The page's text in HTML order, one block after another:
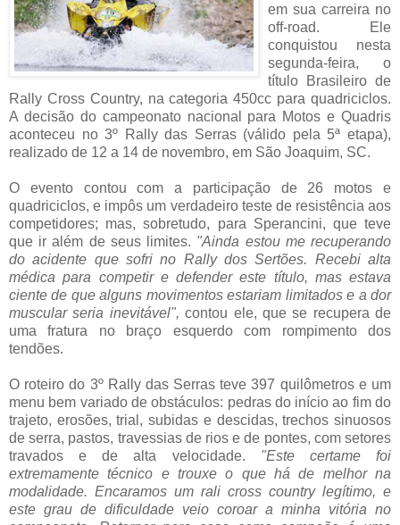
em sua carreira no
off-road. Ele
conquistou nesta
segunda-feira, o
título Brasileiro de
Rally Cross Country, na categoria 450cc para quadriciclos.
A decisão do campeonato nacional para Motos e Quadris
aconteceu no 3º Rally das Serras (válido pela 5ª etapa),
realizado de 12 a 14 de novembro, em São Joaquim, SC.
O evento contou com a participação de 26 motos e
quadriciclos, e impôs um verdadeiro teste de resistência aos
competidores; mas, sobretudo, para Sperancini, que teve
que ir além de seus limites. "Ainda estou me recuperando
do acidente que sofri no Rally dos Sertões. Recebi alta
médica para competir e defender este título, mas estava
ciente de que alguns movimentos estariam limitados e a dor
muscular seria inevitável",contou ele, que se recupera de
uma fratura no braço esquerdo com rompimento dos
tendões.
O roteiro do 3º Rally das Serras teve 397 quilômetros e um
menu bem variado de obstáculos: pedras do início ao fim do
trajeto, erosões, trial, subidas e descidas, trechos sinuosos
de serra, pastos, travessias de rios e de pontes, com setores
travados e de alta velocidade. "Este certame foi
extremamente técnico e trouxe o que há de melhor na
modalidade. Encaramos um rali cross country legítimo, e
este grau de dificuldade veio coroar a minha vitória no